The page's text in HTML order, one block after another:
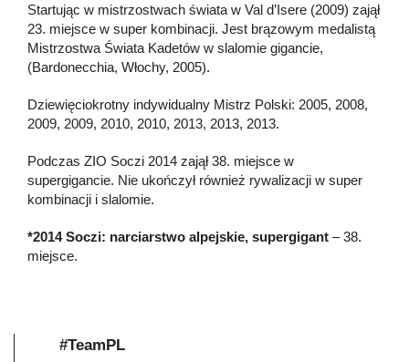
Startując w mistrzostwach świata w Val d’Isere (2009) zajął
23. miejsce w super kombinacji. Jest brązowym medalistą
Mistrzostwa Świata Kadetów w slalomie gigancie,
(Bardonecchia, Włochy, 2005).
Dziewięciokrotny indywidualny Mistrz Polski: 2005, 2008,
2009, 2009, 2010, 2010, 2013, 2013, 2013.
Podczas ZIO Soczi 2014 zajął 38. miejsce w
supergigancie. Nie ukończył również rywalizacji w super
kombinacji i slalomie.
*2014 Soczi: narciarstwo alpejskie, supergigant – 38.
miejsce.
#TeamPL